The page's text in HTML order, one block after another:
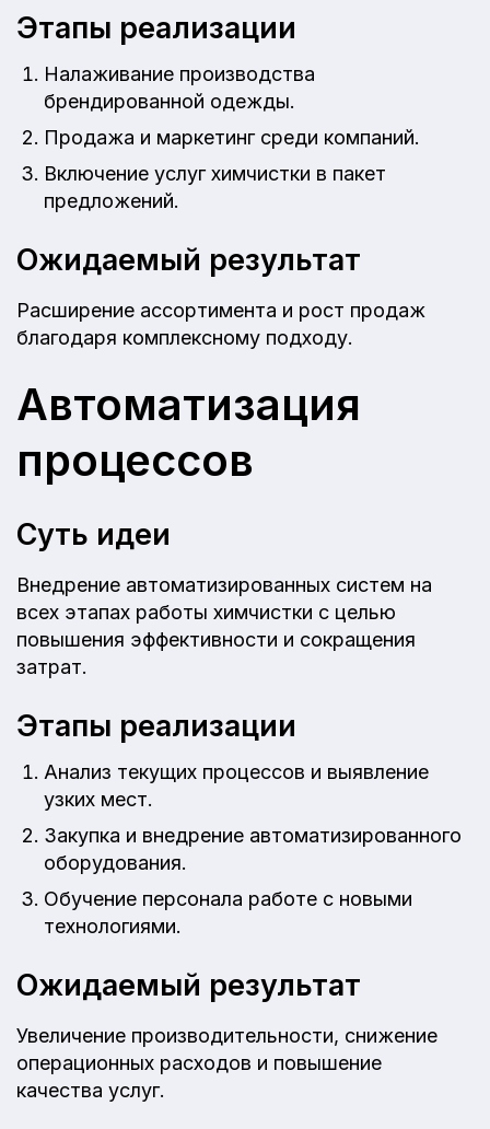
Этапы реализации
Налаживание производства
брендированной одежды.
Продажа и маркетинг среди компаний.
Включение услуг химчистки в пакет
предложений.
Ожидаемый результат
Расширение ассортимента и рост продаж
благодаря комплексному подходу.
Автоматизация
процессов
Суть идеи
Внедрение автоматизированных систем на
всех этапах работы химчистки с целью
повышения эффективности и сокращения
затрат.
Этапы реализации
Анализ текущих процессов и выявление
узких мест.
Закупка и внедрение автоматизированного
оборудования.
Обучение персонала работе с новыми
технологиями.
Ожидаемый результат
Увеличение производительности, снижение
операционных расходов и повышение
качества услуг.